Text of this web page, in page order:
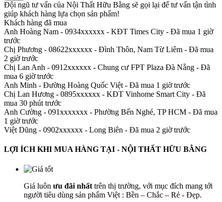
Đội ngũ tư vấn của Nội Thất Hữu Bằng sẽ gọi lại để tư vấn tận tình
giúp khách hàng lựa chọn sản phẩm!
Khách hàng đã mua
Anh Hoàng Nam - 0934xxxxxx - KĐT Times City - Đã mua 1 giờ
trước
Chị Phương - 08622xxxxxx - Đình Thôn, Nam Từ Liêm - Đã mua
2 giờ trước
Chị Lan Anh - 0912xxxxxx - Chung cư FPT Plaza Đà Nẵng - Đã
mua 6 giờ trước
Anh Minh - Đường Hoàng Quốc Việt - Đã mua 1 giờ trước
Chị Lan Hương - 0895xxxxxx - KĐT Vinhome Smart City - Đã
mua 30 phút trước
Anh Cường - 091xxxxxxx - Phường Bến Nghé, TP HCM - Đã mua
1 giờ trước
Việt Dũng - 0902xxxxxx - Long Biên - Đã mua 2 giờ trước
LỢI ÍCH KHI MUA HÀNG TẠI - NỘI THẤT HỮU BẰNG
Giá luôn ưu đãi nhất trên thị trường, với mục đích mang tới
người tiêu dùng sản phẩm Việt : Bền – Chắc – Rẻ - Đẹp.